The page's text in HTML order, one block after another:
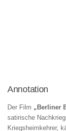
Annotation
Der Film „Berliner
satirische
Kriegsheimkehrer,